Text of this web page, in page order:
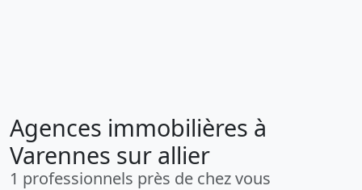
Agences immobilières à
Varennes sur allier
1 professionnels près de chez vous